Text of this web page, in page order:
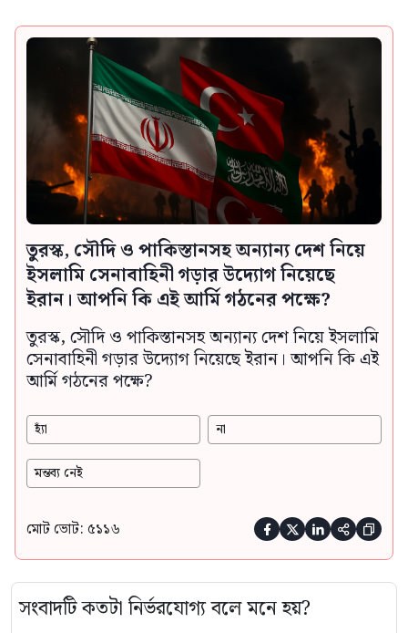
তুরস্ক, সৌদি ও পাকিস্তানসহ অন্যান্য দেশ নিয়ে
ইসলামি সেনাবাহিনী গড়ার উদ্যোগ নিয়েছে
ইরান। আপনি কি এই আর্মি গঠনের পক্ষে?
তুরস্ক, সৌদি ও পাকিস্তানসহ অন্যান্য দেশ নিয়ে ইসলামি
সেনাবাহিনী গড়ার উদ্যোগ নিয়েছে ইরান। আপনি কি এই
আর্মি গঠনের পক্ষে?
হ্যাঁ না
মন্তব্য নেই
মোট ভোট: ৫১১৬     
সংবাদটি কতটা নির্ভরযোগ্য বলে মনে হয়?